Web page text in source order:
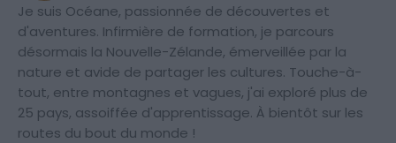
Je suis Océane, passionnée de découvertes et
d'aventures. Infirmière de formation, je parcours
désormais la Nouvelle-Zélande, émerveillée par la
nature et avide de partager les cultures. Touche-à-
tout, entre montagnes et vagues, j'ai exploré plus de
25 pays, assoiffée d'apprentissage. À bientôt sur les
routes du bout du monde !